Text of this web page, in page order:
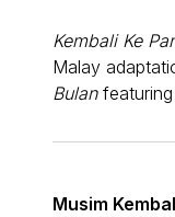
Kembali Ke
Malay
Bulanfeaturing
Musim